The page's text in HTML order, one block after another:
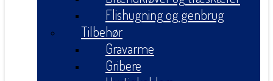
Flishugning og genbrug
Tilbehør
Gravarme
Gribere